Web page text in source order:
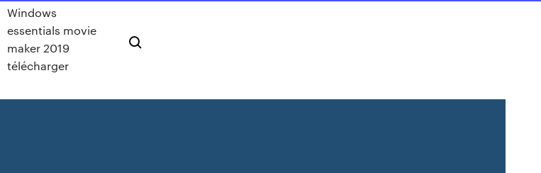
Windows
essentials movie
maker 2019
télécharger